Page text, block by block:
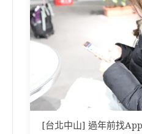
[台北中山] 過年前找